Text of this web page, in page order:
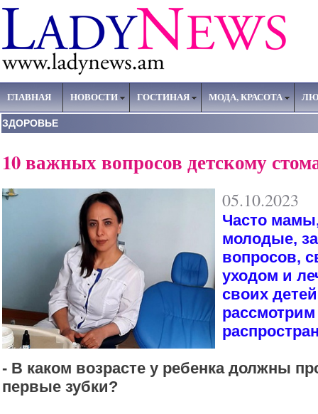
ГЛАВНАЯ НОВОСТИ ГОСТИНАЯ МОДА, КРАСОТА
ЗДОРОВЬЕ
10 важных вопросов детскому
05.10.2023
Часто
молодые,
вопросов,
уходом и
своих
- В каком возрасте у ребенка должны
первые зубки?